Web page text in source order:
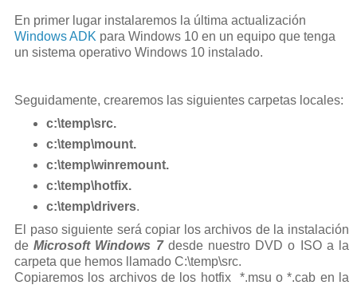
En primer lugar instalaremos la última actualización
Windows ADK para Windows 10 en un equipo que tenga
un sistema operativo Windows 10 instalado.
Seguidamente, crearemos las siguientes carpetas locales:
c:\temp\src.
c:\temp\mount.
c:\temp\winremount.
c:\temp\hotfix.
c:\temp\drivers.
El paso siguiente será copiar los archivos de la instalación
deMicrosoft Windows 7desde nuestro DVD o ISO a la
carpeta que hemos llamado C:\temp\src.
Copiaremos los archivos de los hotfix *.msu o *.cab en la